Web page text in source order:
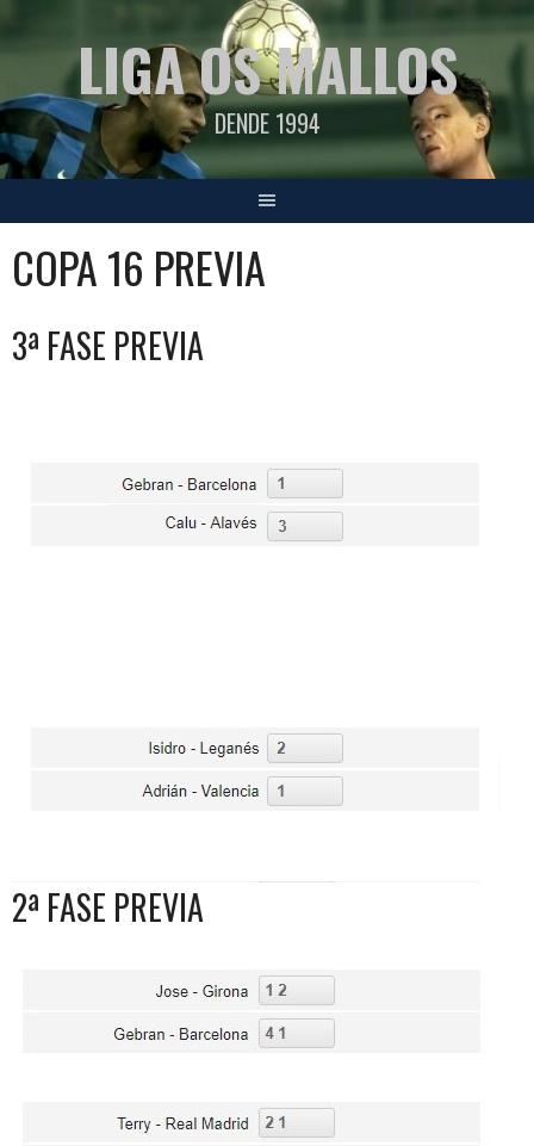
contenidoLIGA OS MALLOS
DENDE 1994
COPA 16 PREVIA
3ª FASE PREVIA
2ª FASE PREVIA